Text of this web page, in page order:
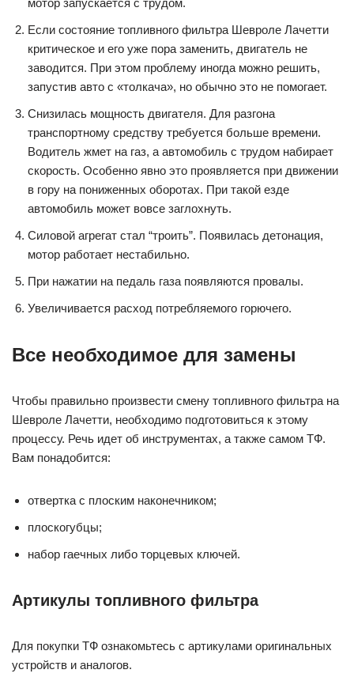
Если состояние топливного фильтра Шевроле Лачетти
критическое и его уже пора заменить, двигатель не
заводится. При этом проблему иногда можно решить,
запустив авто с «толкача», но обычно это не помогает.
Снизилась мощность двигателя. Для разгона
транспортному средству требуется больше времени.
Водитель жмет на газ, а автомобиль с трудом набирает
скорость. Особенно явно это проявляется при движении
в гору на пониженных оборотах. При такой езде
автомобиль может вовсе заглохнуть.
Силовой агрегат стал “троить”. Появилась детонация,
мотор работает нестабильно.
При нажатии на педаль газа появляются провалы.
Увеличивается расход потребляемого горючего.
Все необходимое для замены
Чтобы правильно произвести смену топливного фильтра на
Шевроле Лачетти, необходимо подготовиться к этому
процессу. Речь идет об инструментах, а также самом ТФ.
Вам понадобится:
отвертка с плоским наконечником;
плоскогубцы;
набор гаечных либо торцевых ключей.
Артикулы топливного фильтра
Для покупки ТФ ознакомьтесь с артикулами оригинальных
устройств и аналогов.